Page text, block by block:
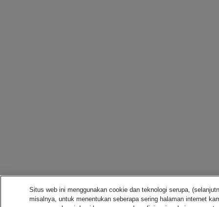
Situs web ini menggunakan cookie dan teknologi serupa,
misalnya, untuk menentukan seberapa sering halaman internet